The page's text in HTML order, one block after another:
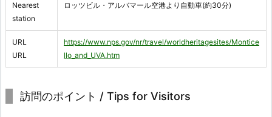
Nearest
station
ロッツビル・アルバマール空港より自動車(約30分)
URL
URL
https://www.nps.gov/nr/travel/worldheritagesites/Montice
llo_and_UVA.htm
訪問のポイント / Tips for Visitors